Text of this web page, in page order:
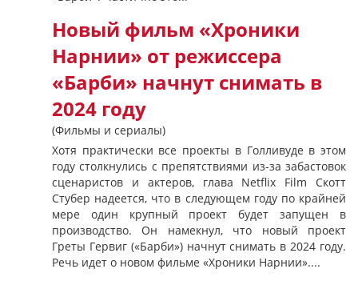
Новый фильм «Хроники
Нарнии» от режиссера
«Барби» начнут снимать в
2024 году
(Фильмы и сериалы)
Хотя практически все проекты в Голливуде в этом
году столкнулись с препятствиями из-за забастовок
сценаристов и актеров, глава Netflix Film Скотт
Стубер надеется, что в следующем году по крайней
мере один крупный проект будет запущен в
производство. Он намекнул, что новый проект
Греты Гервиг («Барби») начнут снимать в 2024 году.
Речь идет о новом фильме «Хроники Нарнии»....